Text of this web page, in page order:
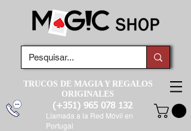
TRUCOS DE MAGIA Y REGALOS
ORIGINALES
(+351) 965 078 132
Llamada a la Red Móvil en
Portugal